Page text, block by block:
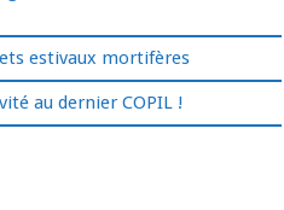
estivaux mortifères
au dernier COPIL !